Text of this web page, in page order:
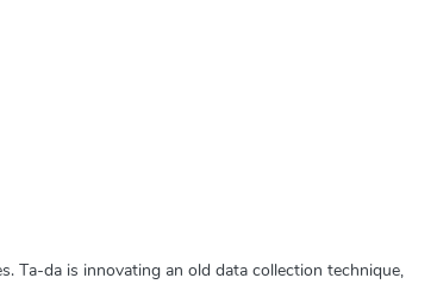
Ta-da is innovating an old data collection technique,